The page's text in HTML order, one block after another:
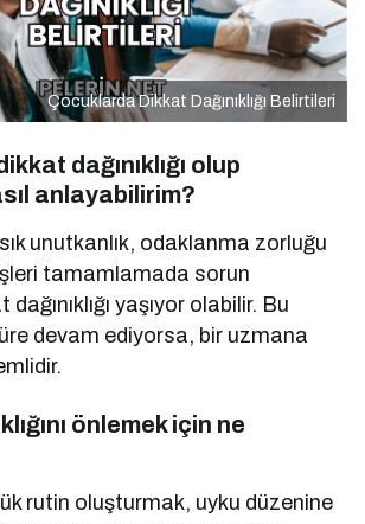
Çocuklarda Dikkat Dağınıklığı Belirtileri
dağınıklığı olup
anlayabilirim?
unutkanlık, odaklanma zorluğu
tamamlamada sorun
yaşıyor olabilir. Bu
devam ediyorsa, bir uzmana
önlemek için ne
rutin oluşturmak, uyku düzenine